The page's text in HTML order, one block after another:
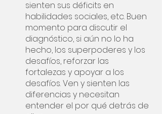
sienten sus déficits en
habilidades sociales, etc. Buen
momento para discutir el
diagnóstico, si aún no lo ha
hecho, los superpoderes y los
desafíos, reforzar las
fortalezas y apoyar a los
desafíos. Ven y sienten las
diferencias y necesitan
entender el por qué detrás de